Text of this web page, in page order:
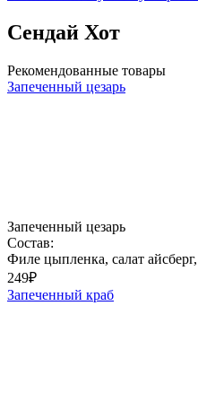
Сендай Хот
Рекомендованные товары
Запеченный цезарь
Запеченный цезарь
Состав:
Филе цыпленка, салат
249₽
Запеченный краб